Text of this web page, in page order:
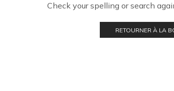
Check your spelling or search
RETOURNER À LA